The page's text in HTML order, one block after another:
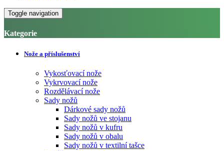
Toggle navigation
Kategorie
Nože a příslušenství
Vykosťovací nože
Vykrvovací nože
Rozdělávací nože
Sady nožů
Dárkové sady nožů
Sady nožů ve stojanu
Sady nožů v kufru
Sady nožů v obalu
Sady nožů v textilní tašce